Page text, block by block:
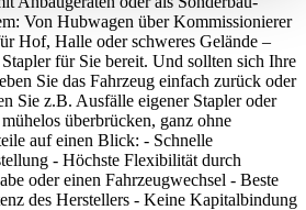
Von Hubwagen über Kommissionierer
Hof, Halle oder schweres Gelände –
für Sie bereit. Und sollten sich Ihre
Sie das Fahrzeug einfach zurück oder
Sie z.B. Ausfälle eigener Stapler oder
überbrücken, ganz ohne
auf einen Blick: - Schnelle
- Höchste Flexibilität durch
oder einen Fahrzeugwechsel - Beste
des Herstellers - Keine Kapitalbindung